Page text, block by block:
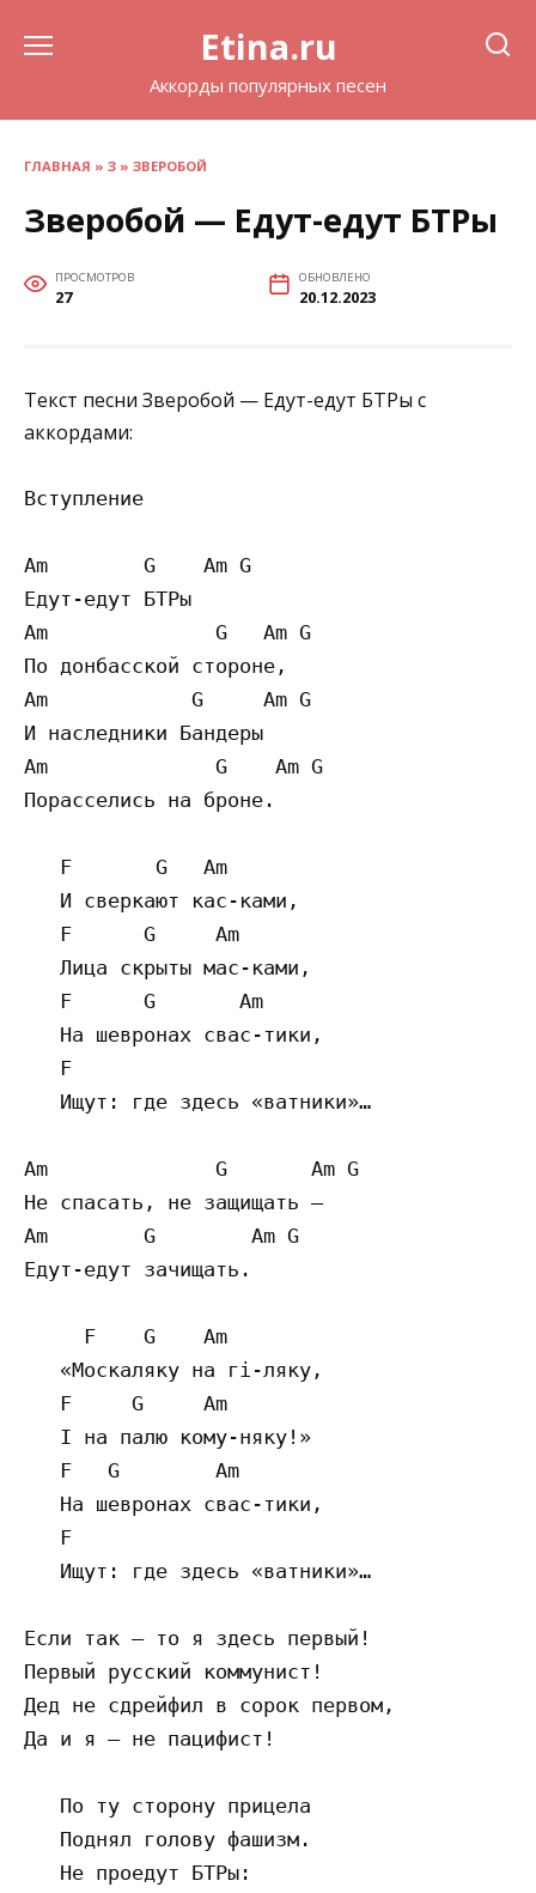
Etina.ru
Аккорды популярных песен
ГЛАВНАЯ » З » ЗВЕРОБОЙ
Зверобой — Едут-едут БТРы
ПРОСМОТРОВ
27
ОБНОВЛЕНО
20.12.2023
Текст песни Зверобой — Едут-едут БТРы с
аккордами:
Вступление
Am        G    Am G
Едут-едут БТРы
Am              G   Am G
По донбасской стороне,
Am            G     Am G
И наследники Бандеры
Am              G    Am G
Порасселись на броне.
   F       G   Am
   И сверкают кас-ками,
   F      G     Am
   Лица скрыты мас-ками,
   F      G       Am
   На шевронах свас-тики,
F
Ищут: где здесь
Am              G       Am G
Не спасать, не защищать –
Am        G        Am G
Едут-едут зачищать.
     F    G    Am
   «Москаляку на гi-ляку,
   F     G     Am
   I на палю кому-няку!»
   F   G        Am
   На шевронах свас-тики,
F
   Ищут: где здесь «ватники»…
Если так – то я здесь первый!
Первый русский коммунист!
Дед не сдрейфил в сорок первом,
Да и я – не пацифист!
   По ту сторону прицела
   Поднял голову фашизм.
   Не проедут БТРы: